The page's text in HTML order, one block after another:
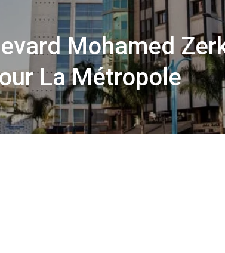
Mohamed
La Métropole